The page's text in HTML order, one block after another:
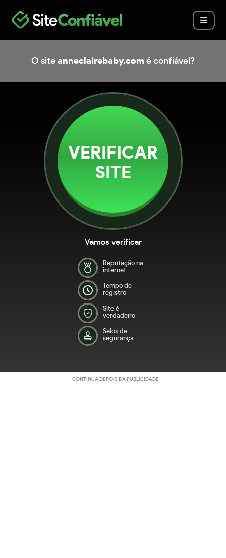
O site anneclairebaby.com é confiável?
VERIFICAR
SITE
Vamos verificar
Reputação na
internet
Tempo de
registro
Site é
verdadeiro
Selos de
segurança
CONTINUA DEPOIS DA PUBLICIDADE